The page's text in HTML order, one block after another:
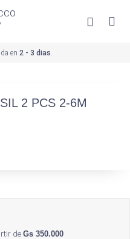
en 2 - 3 dias.
2 PCS 2-6M
de Gs 350.000